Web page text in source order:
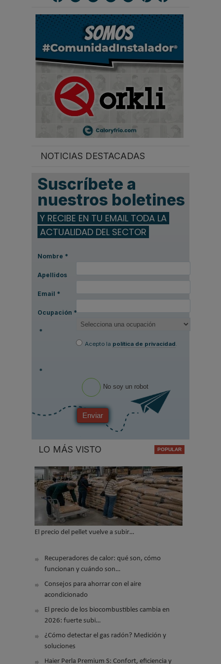
r
.
NOTICIAS DESTACADAS
Suscríbete a
nuestros boletines
Y RECIBE EN TU EMAIL TODA LA
ACTUALIDAD DEL SECTOR
Nombre *
Apellidos
Email *
Ocupación *
*
Acepto la política de privacidad
*
No soy un robot
Enviar
LO MÁS VISTO
El precio del pellet vuelve a subir…
Recuperadores de calor: qué son, cómo
funcionan y cuándo son…
Consejos para ahorrar con el aire
acondicionado
El precio de los biocombustibles cambia en
2026: fuerte subi…
¿Cómo detectar el gas radón? Medición y
soluciones
Haier Perla Premium S: Confort, eficiencia y